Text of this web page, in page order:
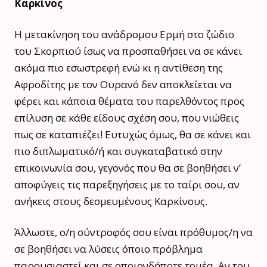
Καρκίνος
Η μετακίνηση του ανάδρομου Ερμή στο ζώδιο
του Σκορπιού ίσως να προσπαθήσει να σε κάνει
ακόμα πιο εσωστρεφή ενώ κι η αντίθεση της
Αφροδίτης με τον Ουρανό δεν αποκλείεται να
φέρει και κάποια θέματα του παρελθόντος προς
επίλυση σε κάθε είδους σχέση σου, που νιώθεις
πως σε καταπιέζει! Ευτυχώς όμως, θα σε κάνει και
πιο διπλωματικό/ή και συγκαταβατικό στην
επικοινωνία σου, γεγονός που θα σε βοηθήσει ν’
αποφύγεις τις παρεξηγήσεις με το ταίρι σου, αν
ανήκεις στους δεσμευμένους Καρκίνους.
Άλλωστε, ο/η σύντροφός σου είναι πρόθυμος/η να
σε βοηθήσει να λύσεις όποιο πρόβλημα